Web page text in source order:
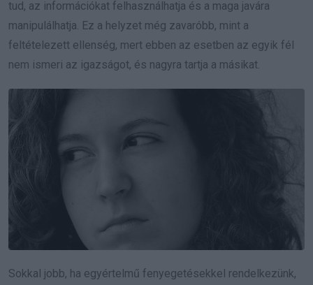
tud, az információkat felhasználhatja és a maga javára
manipulálhatja. Ez a helyzet még zavaróbb, mint a
feltételezett ellenség, mert ebben az esetben az egyik fél
nem ismeri az igazságot, és nagyra tartja a másikat.
Sokkal jobb, ha egyértelmű fenyegetésekkel rendelkezünk,